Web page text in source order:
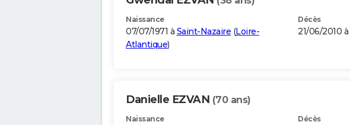
Naissance
07/07/1971 à Saint-Nazaire (Loire-
Atlantique)
Décès
21/06/2010 à
Danielle EZVAN (70 ans)
Naissance Décès